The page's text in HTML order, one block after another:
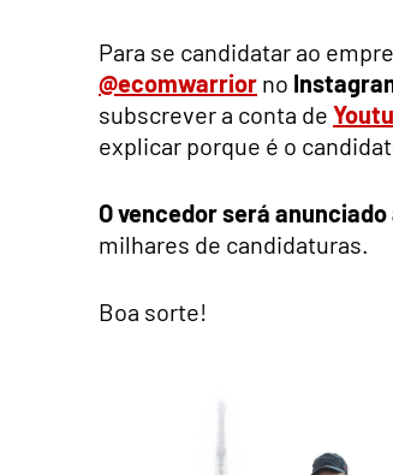
Para se candidatar ao
@ecomwarrior no
subscrever a conta de
explicar porque é o
O vencedor será anunciado
milhares de candidaturas.
Boa sorte!